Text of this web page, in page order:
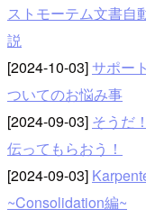
ストモーテム文書自
説
[2024-10-03]サポー
ついてのお悩み事
[2024-09-03] そうだ
伝ってもらおう！
[2024-09-03]
~Consolidation編~